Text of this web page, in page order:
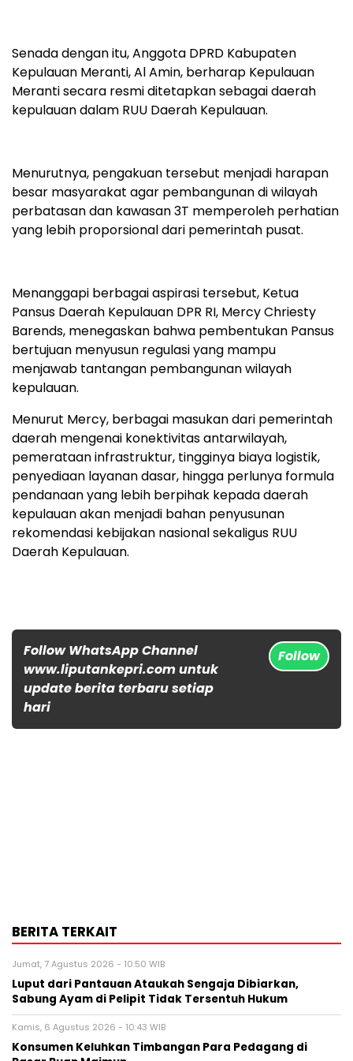
Senada dengan itu, Anggota DPRD Kabupaten
Kepulauan Meranti, Al Amin, berharap Kepulauan
Meranti secara resmi ditetapkan sebagai daerah
kepulauan dalam RUU Daerah Kepulauan.
Menurutnya, pengakuan tersebut menjadi harapan
besar masyarakat agar pembangunan di wilayah
perbatasan dan kawasan 3T memperoleh perhatian
yang lebih proporsional dari pemerintah pusat.
Menanggapi berbagai aspirasi tersebut, Ketua
Pansus Daerah Kepulauan DPR RI, Mercy Chriesty
Barends, menegaskan bahwa pembentukan Pansus
bertujuan menyusun regulasi yang mampu
menjawab tantangan pembangunan wilayah
kepulauan.
Menurut Mercy, berbagai masukan dari pemerintah
daerah mengenai konektivitas antarwilayah,
pemerataan infrastruktur, tingginya biaya logistik,
penyediaan layanan dasar, hingga perlunya formula
pendanaan yang lebih berpihak kepada daerah
kepulauan akan menjadi bahan penyusunan
rekomendasi kebijakan nasional sekaligus RUU
Daerah Kepulauan.
Follow WhatsApp Channel
www.liputankepri.com untuk
update berita terbaru setiap
hari
Follow
BERITA TERKAIT
Jumat, 7 Agustus 2026 - 10:50 WIB
Luput dari Pantauan Ataukah Sengaja Dibiarkan,
Sabung Ayam di Pelipit Tidak Tersentuh Hukum
Kamis, 6 Agustus 2026 - 10:43 WIB
Konsumen Keluhkan Timbangan Para Pedagang di